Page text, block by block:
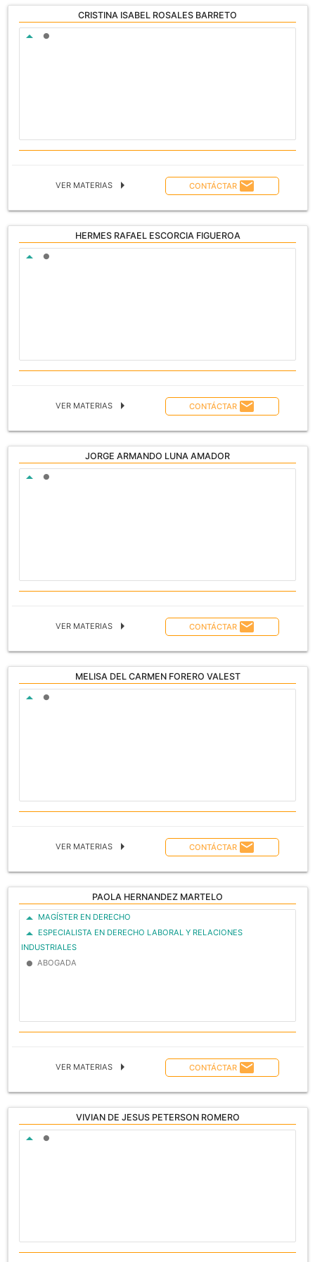
CRISTINA ISABEL ROSALES BARRETO
arrow_drop_up lens
ASIGNATURA A CARGO
VER MATERIAS arrow_right CONTÁCTAR email
HERMES RAFAEL ESCORCIA FIGUEROA
arrow_drop_up lens
ASIGNATURA A CARGO
VER MATERIAS arrow_right CONTÁCTAR email
JORGE ARMANDO LUNA AMADOR
arrow_drop_up lens
ASIGNATURA A CARGO
VER MATERIAS arrow_right CONTÁCTAR email
MELISA DEL CARMEN FORERO VALEST
arrow_drop_up lens
ASIGNATURA A CARGO
VER MATERIAS arrow_right CONTÁCTAR email
PAOLA HERNANDEZ MARTELO
arrow_drop_up MAGÍSTER EN DERECHO
arrow_drop_up ESPECIALISTA EN DERECHO LABORAL Y RELACIONES
INDUSTRIALES
lens ABOGADA
ASIGNATURA A CARGO
VER MATERIAS arrow_right CONTÁCTAR email
VIVIAN DE JESUS PETERSON ROMERO
arrow_drop_up lens
ASIGNATURA A CARGO